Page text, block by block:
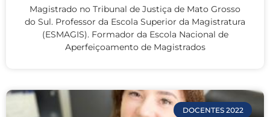
Magistrado no Tribunal de Justiça de Mato Grosso
do Sul. Professor da Escola Superior da Magistratura
(ESMAGIS). Formador da Escola Nacional de
Aperfeiçoamento de Magistrados
DOCENTES 2022